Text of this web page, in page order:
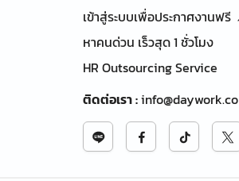
เข้าสู่ระบบเพื่อประกาศงานฟรี
หาคนด่วน เร็วสุด 1 ชั่วโมง
HR Outsourcing Service
ติดต่อเรา:info@daywork.co